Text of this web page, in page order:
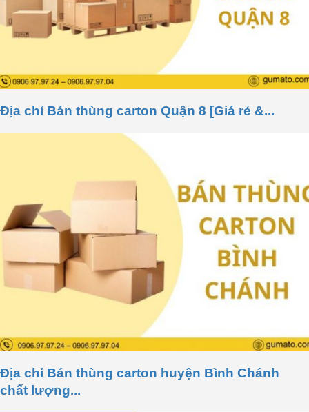
Địa chỉ Bán thùng carton Quận 8 [Giá rẻ &...
Địa chỉ Bán thùng carton huyện Bình Chánh
chất lượng...